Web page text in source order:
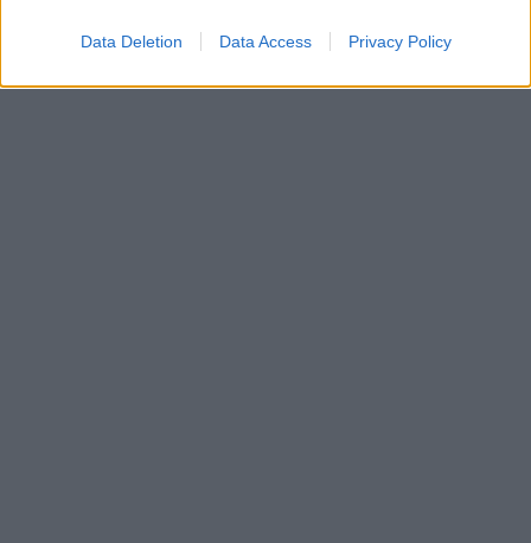
Data Deletion Data Access Privacy Policy